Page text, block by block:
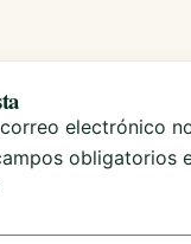
electrónico
obligatorios